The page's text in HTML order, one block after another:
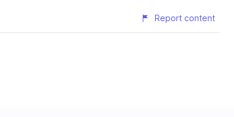
Report content